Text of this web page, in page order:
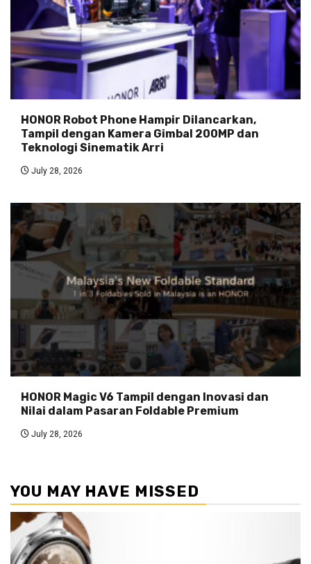
HONOR Robot Phone Hampir Dilancarkan,
Tampil dengan Kamera Gimbal 200MP dan
Teknologi Sinematik Arri
July 28, 2026
HONOR Magic V6 Tampil dengan Inovasi dan
Nilai dalam Pasaran Foldable Premium
July 28, 2026
YOU MAY HAVE MISSED